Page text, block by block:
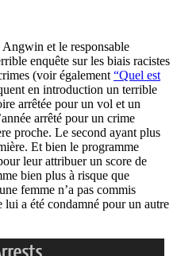
et le responsable
enquête sur les biais racistes
(voir également “Quel est
en introduction un terrible
arrêtée pour un vol et un
arrêté pour un crime
proche. Le second ayant plus
Et bien le programme
leur attribuer un score de
bien plus à risque que
femme n’a pas commis
lui a été condamné pour un autre